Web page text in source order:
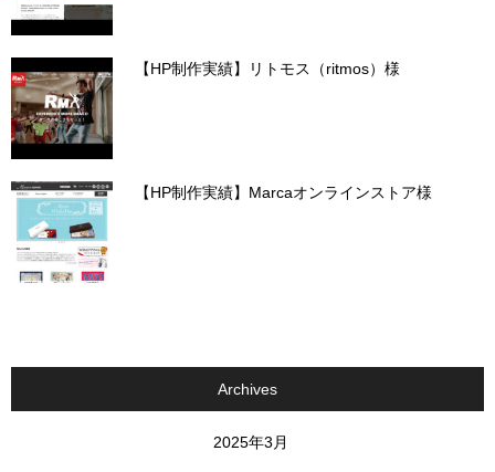
【HP制作実績】リトモス（ritmos）様
【HP制作実績】Marcaオンラインストア様
Archives
2025年3月